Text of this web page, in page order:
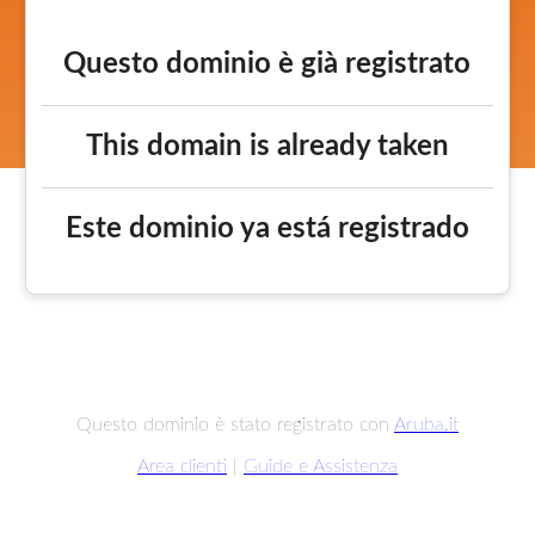
Questo dominio è già registrato
This domain is already taken
Este dominio ya está registrado
Questo dominio è stato registrato con Aruba.it
Area clienti Guide e Assistenza